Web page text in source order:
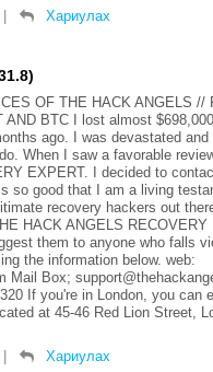
Хариулах
OF THE HACK ANGELS //
AND BTC I lost almost
ago. I was devastated and
When I saw a favorable
EXPERT. I decided to
so good that I am a living
recovery hackers out
HACK ANGELS
them to anyone who falls
the information below. web:
Mail Box;
If you're in London, you can
at 45-46 Red Lion Street,
Хариулах